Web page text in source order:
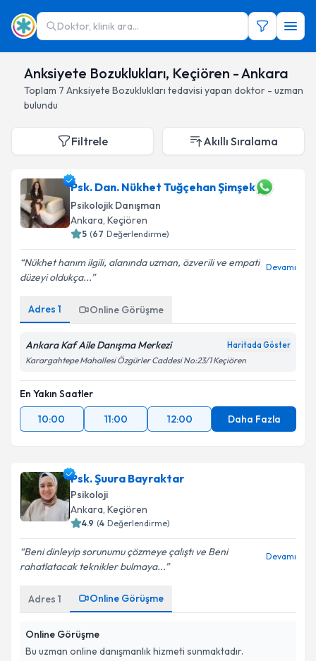
Doktor, klinik ara...
Anksiyete Bozuklukları, Keçiören - Ankara
Toplam 7 Anksiyete Bozuklukları tedavisi yapan doktor - uzman
bulundu
Filtrele Akıllı Sıralama
Psk. Dan. Nükhet Tuğçehan Şimşek
Psikolojik Danışman
Ankara, Keçiören
5 (67 Değerlendirme)
Nükhet hanım ilgili, alanında uzman, özverili ve empati
düzeyi oldukça...
Devamı
Adres 1 Online Görüşme
Ankara Kaf Aile Danışma Merkezi Haritada Göster
Karargahtepe Mahallesi Özgürler Caddesi No:23/1 Keçiören
En Yakın Saatler
10:00
11:00 12:00 Daha Fazla
Psk. Şuura Bayraktar
Psikoloji
Ankara, Keçiören
4.9 (4 Değerlendirme)
Beni dinleyip sorunumu çözmeye çalıştı ve Beni
rahatlatacak teknikler bulmaya...
Devamı
Adres 1 Online Görüşme
Online Görüşme
Bu uzman online danışmanlık hizmeti sunmaktadır.